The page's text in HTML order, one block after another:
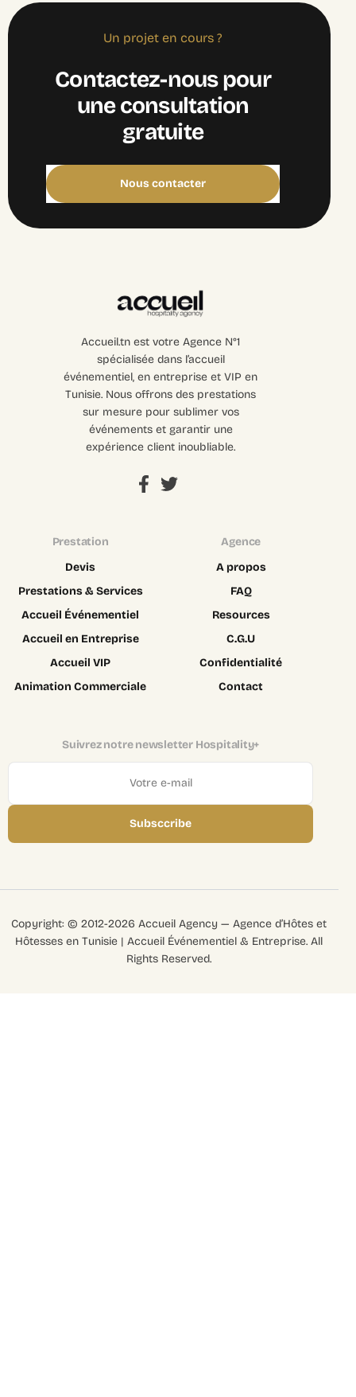
Un projet en cours ?
Contactez-nouspour
uneconsultation
gratuite
Nous contacter
Accueil.tn est votre Agence N°1
spécialisée dans l’accueil
événementiel, en entreprise et VIP en
Tunisie. Nous offrons des prestations
sur mesure pour sublimer vos
événements et garantir une
expérience client inoubliable.
Prestation
Devis
Prestations & Services
Accueil Événementiel
Accueil en Entreprise
Accueil VIP
Animation Commerciale
Agence
A propos
FAQ
Resources
C.G.U
Confidentialité
Contact
Suivrez notre newsletter Hospitality+
Subsccribe
Copyright: © 2012-2026 Accueil Agency — Agence d’Hôtes et
Hôtesses en Tunisie | Accueil Événementiel & Entreprise. All
Rights Reserved.